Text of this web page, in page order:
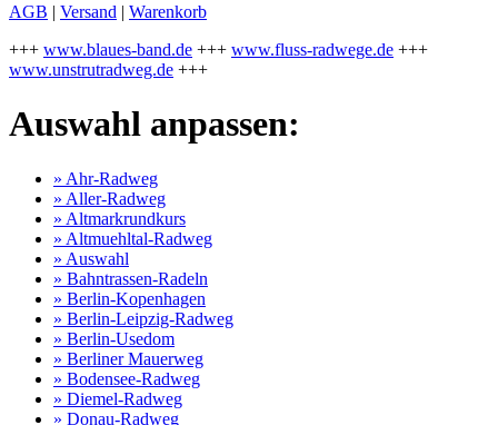
AGB | Versand | Warenkorb
+++ www.blaues-band.de +++ www.fluss-radwege.de +++
www.unstrutradweg.de +++
Auswahl anpassen:
» Ahr-Radweg
» Aller-Radweg
» Altmarkrundkurs
» Altmuehltal-Radweg
» Auswahl
» Bahntrassen-Radeln
» Berlin-Kopenhagen
» Berlin-Leipzig-Radweg
» Berlin-Usedom
» Berliner Mauerweg
» Bodensee-Radweg
» Diemel-Radweg
» Donau-Radweg